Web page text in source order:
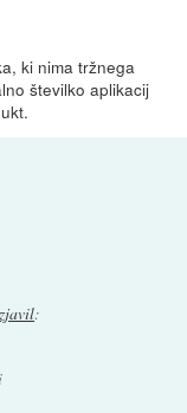
ki nima tržnega
številko aplikacij
: